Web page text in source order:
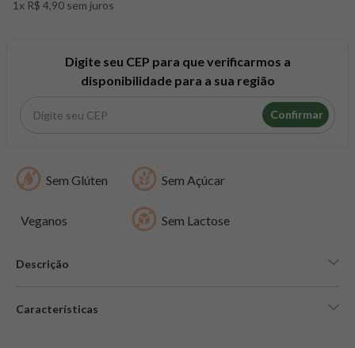
1x R$ 4,90 sem juros
Digite seu CEP para que verificarmos a
disponibilidade para a sua região
Confirmar
Sem Glúten Sem Açúcar
Veganos Sem Lactose
Descrição
Características
8º snack proteico mundo verde
creatina mundo verde